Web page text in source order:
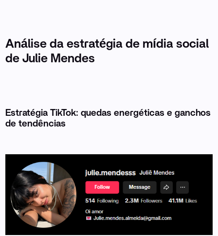
Análise da estratégia de mídia social
de Julie Mendes
Estratégia TikTok: quedas energéticas e ganchos
de tendências